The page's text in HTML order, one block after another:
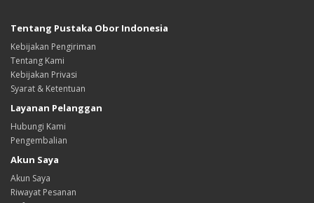
Tentang Pustaka Obor Indonesia
Kebijakan Pengiriman
Tentang Kami
Kebijakan Privasi
Syarat & Ketentuan
Layanan Pelanggan
Hubungi Kami
Pengembalian
Akun Saya
Akun Saya
Riwayat Pesanan